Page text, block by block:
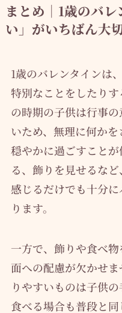
まとめ｜1歳のバ
い」がいちばん大
1歳のバレンタインは
特別なことをしたり
の時期の子供は行事
いため、無理に何か
穏やかに過ごすこと
る、飾りを見せるな
感じるだけでも十分
ります。
一方で、飾りや食べ
面への配慮が欠かせ
りやすいものは子供
食べる場合も普段と